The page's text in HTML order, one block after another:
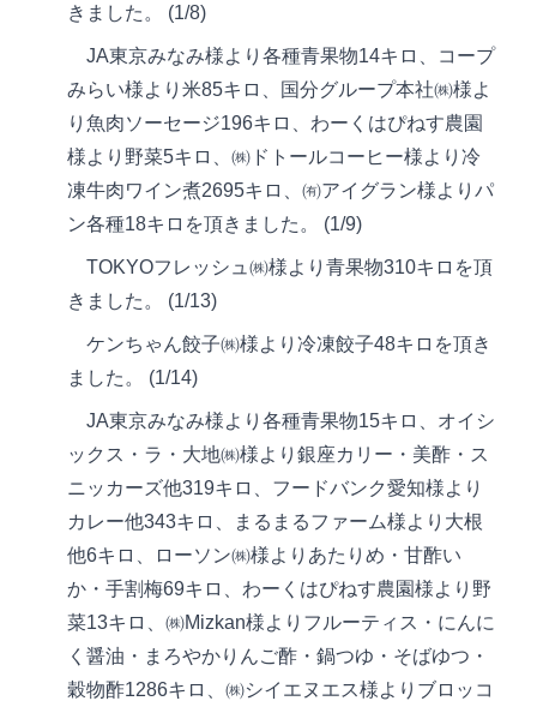
きました。 (1/8)
JA東京みなみ様より各種青果物14キロ、コープ
みらい様より米85キロ、国分グループ本社㈱様よ
り魚肉ソーセージ196キロ、わーくはぴねす農園
様より野菜5キロ、㈱ドトールコーヒー様より冷
凍牛肉ワイン煮2695キロ、㈲アイグラン様よりパ
ン各種18キロを頂きました。 (1/9)
TOKYOフレッシュ㈱様より青果物310キロを頂
きました。 (1/13)
ケンちゃん餃子㈱様より冷凍餃子48キロを頂き
ました。 (1/14)
JA東京みなみ様より各種青果物15キロ、オイシ
ックス・ラ・大地㈱様より銀座カリー・美酢・ス
ニッカーズ他319キロ、フードバンク愛知様より
カレー他343キロ、まるまるファーム様より大根
他6キロ、ローソン㈱様よりあたりめ・甘酢い
か・手割梅69キロ、わーくはぴねす農園様より野
菜13キロ、㈱Mizkan様よりフルーティス・にんに
く醤油・まろやかりんご酢・鍋つゆ・そばゆつ・
穀物酢1286キロ、㈱シイエヌエス様よりブロッコ